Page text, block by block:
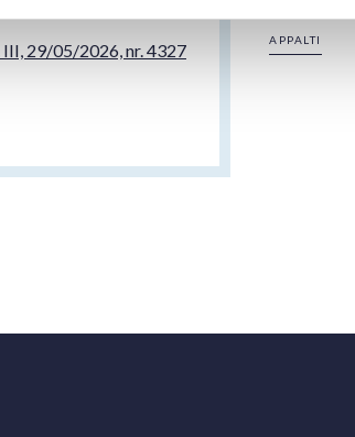
III, 29/05/2026, nr. 4327 APPALTI